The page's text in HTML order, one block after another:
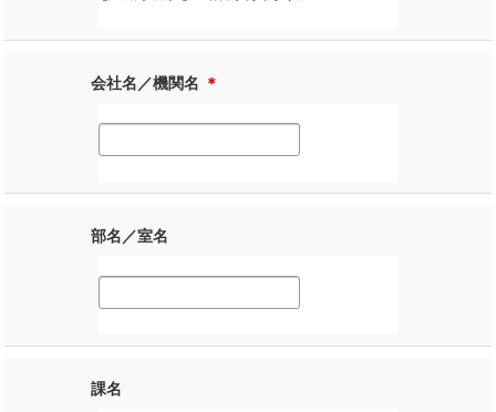
会社名／機関名 ＊
部名／室名
課名